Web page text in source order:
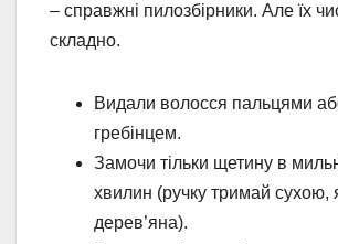
– справжні пилозбірники. Але їх
складно.
Видали волосся пальцями
гребінцем.
Замочи тільки щетину в
хвилин (ручку тримай сухою,
дерев’яна).